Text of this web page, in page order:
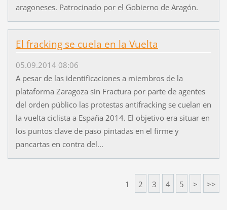
aragoneses. Patrocinado por el Gobierno de Aragón.
El fracking se cuela en la Vuelta
05.09.2014 08:06
A pesar de las identificaciones a miembros de la
plataforma Zaragoza sin Fractura por parte de agentes
del orden público las protestas antifracking se cuelan en
la vuelta ciclista a España 2014. El objetivo era situar en
los puntos clave de paso pintadas en el firme y
pancartas en contra del...
1 2 3 4 5 > >>